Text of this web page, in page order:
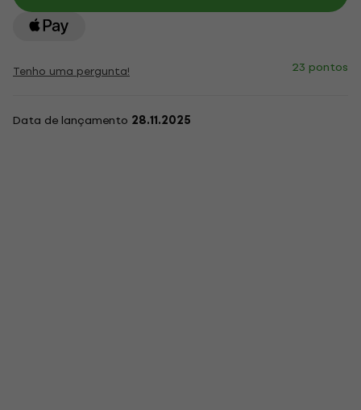
Tenho uma pergunta! 23 pontos
Data de lançamento 28.11.2025